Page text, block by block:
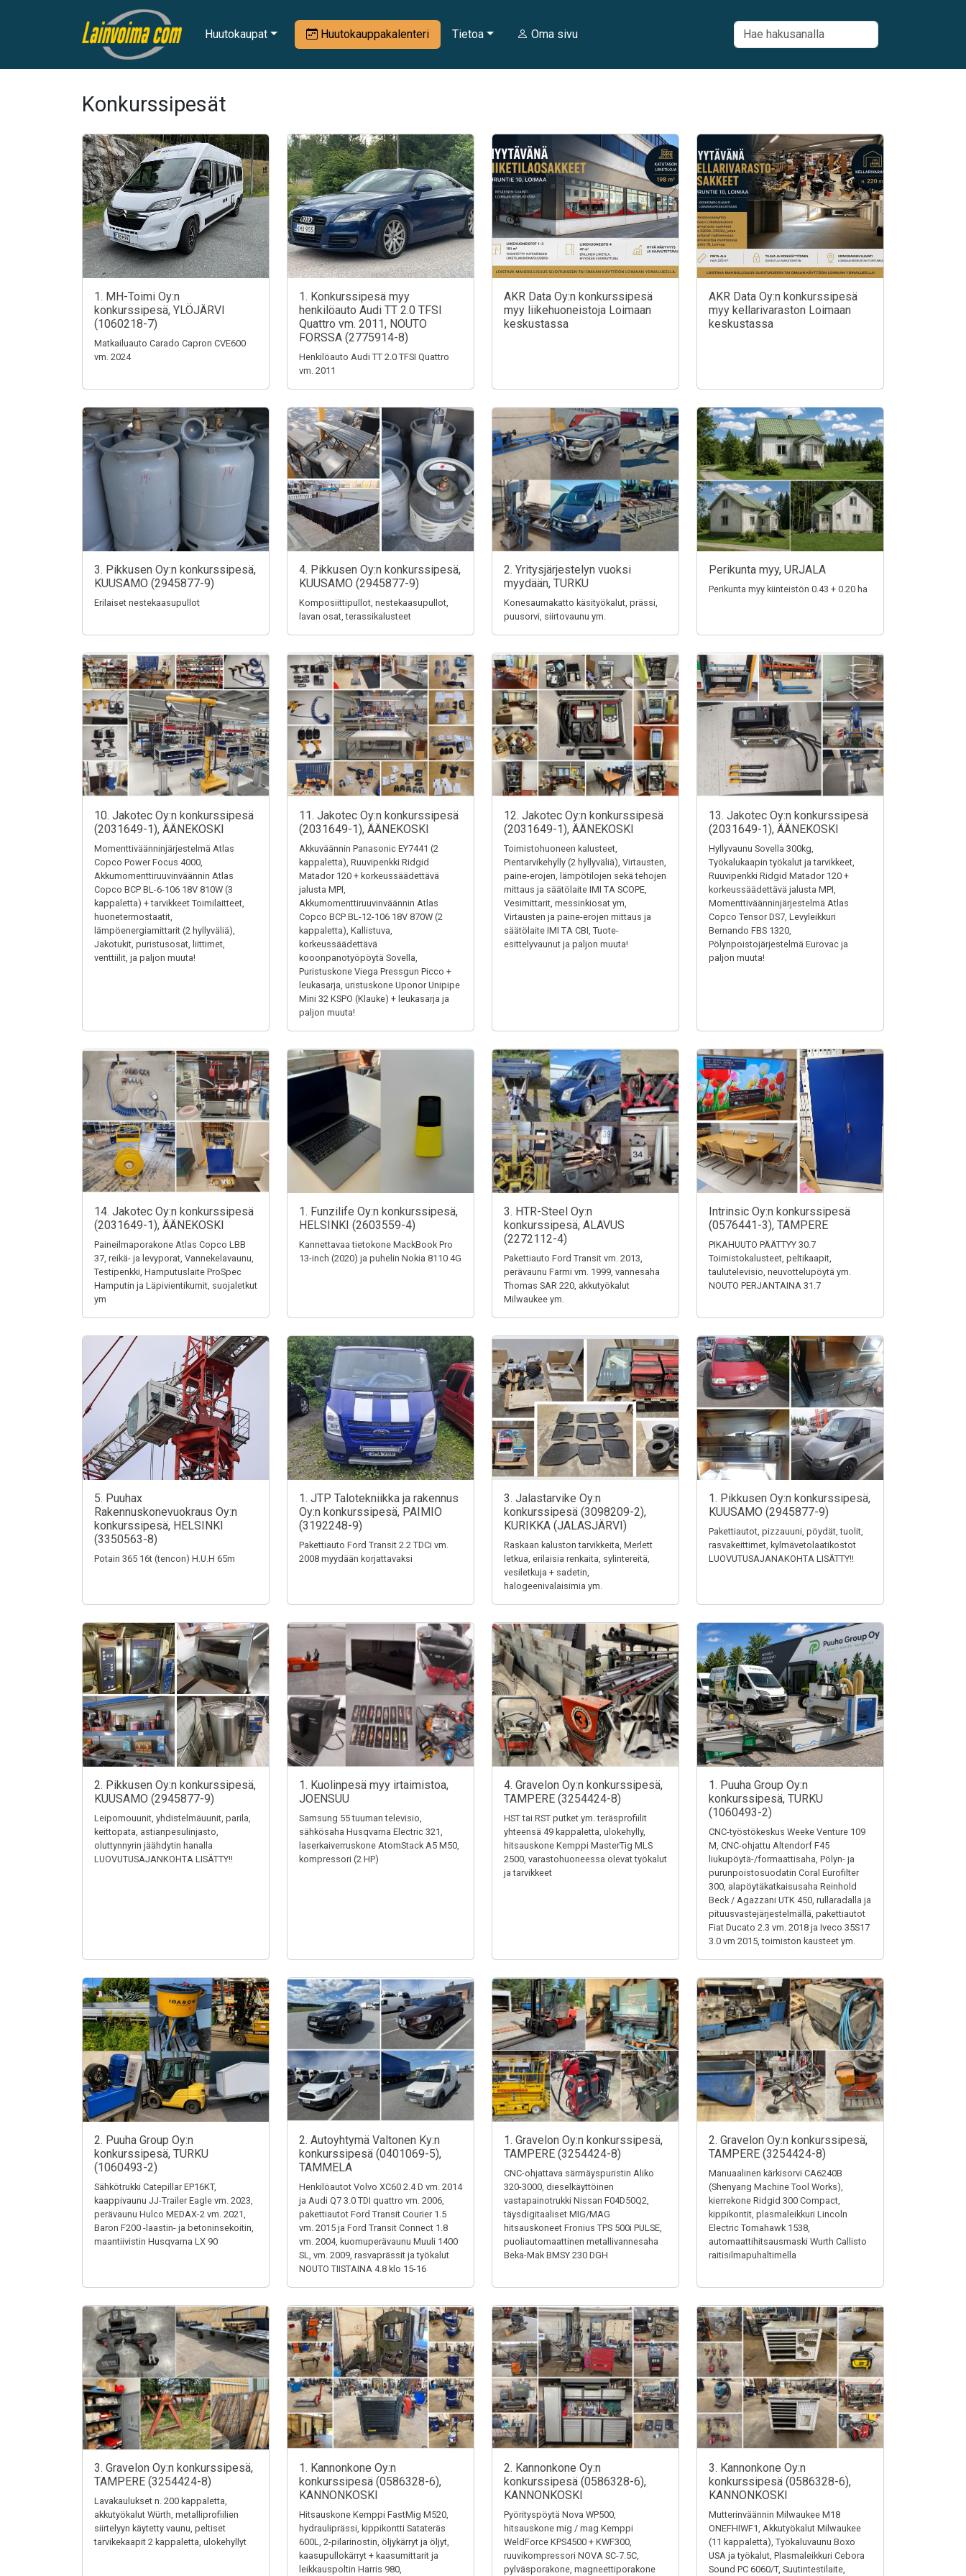
Huutokaupat Huutokauppakalenteri Tietoa Oma sivu
Konkurssipesät
1. MH-Toimi Oy:n
konkurssipesä, YLÖJÄRVI
(1060218-7)
Matkailuauto Carado Capron CVE600
vm. 2024
1. Konkurssipesä myy
henkilöauto Audi TT 2.0 TFSI
Quattro vm. 2011, NOUTO
FORSSA (2775914-8)
Henkilöauto Audi TT 2.0 TFSI Quattro
vm. 2011
AKR Data Oy:n konkurssipesä
myy liikehuoneistoja Loimaan
keskustassa
AKR Data Oy:n konkurssipesä
myy kellarivaraston Loimaan
keskustassa
3. Pikkusen Oy:n konkurssipesä,
KUUSAMO (2945877-9)
Erilaiset nestekaasupullot
4. Pikkusen Oy:n konkurssipesä,
KUUSAMO (2945877-9)
Komposiittipullot, nestekaasupullot,
lavan osat, terassikalusteet
2. Yritysjärjestelyn vuoksi
myydään, TURKU
Konesaumakatto käsityökalut, prässi,
puusorvi, siirtovaunu ym.
Perikunta myy, URJALA
Perikunta myy kiinteistön 0.43 + 0.20 ha
10. Jakotec Oy:n konkurssipesä
(2031649-1), ÄÄNEKOSKI
Momenttiväänninjärjestelmä Atlas
Copco Power Focus 4000,
Akkumomenttiruuvinväännin Atlas
Copco BCP BL-6-106 18V 810W (3
kappaletta) + tarvikkeet Toimilaitteet,
huonetermostaatit,
lämpöenergiamittarit (2 hyllyväliä),
Jakotukit, puristusosat, liittimet,
venttiilit, ja paljon muuta!
11. Jakotec Oy:n konkurssipesä
(2031649-1), ÄÄNEKOSKI
Akkuväännin Panasonic EY7441 (2
kappaletta), Ruuvipenkki Ridgid
Matador 120 + korkeussäädettävä
jalusta MPI,
Akkumomenttiruuvinväännin Atlas
Copco BCP BL-12-106 18V 870W (2
kappaletta), Kallistuva,
korkeussäädettävä
kooonpanotyöpöytä Sovella,
Puristuskone Viega Pressgun Picco +
leukasarja, uristuskone Uponor Unipipe
Mini 32 KSPO (Klauke) + leukasarja ja
paljon muuta!
12. Jakotec Oy:n konkurssipesä
(2031649-1), ÄÄNEKOSKI
Toimistohuoneen kalusteet,
Pientarvikehylly (2 hyllyväliä), Virtausten,
paine-erojen, lämpötilojen sekä tehojen
mittaus ja säätölaite IMI TA SCOPE,
Vesimittarit, messinkiosat ym,
Virtausten ja paine-erojen mittaus ja
säätölaite IMI TA CBI, Tuote-
esittelyvaunut ja paljon muuta!
13. Jakotec Oy:n konkurssipesä
(2031649-1), ÄÄNEKOSKI
Hyllyvaunu Sovella 300kg,
Työkalukaapin työkalut ja tarvikkeet,
Ruuvipenkki Ridgid Matador 120 +
korkeussäädettävä jalusta MPI,
Momenttiväänninjärjestelmä Atlas
Copco Tensor DS7, Levyleikkuri
Bernando FBS 1320,
Pölynpoistojärjestelmä Eurovac ja
paljon muuta!
14. Jakotec Oy:n konkurssipesä
(2031649-1), ÄÄNEKOSKI
Paineilmaporakone Atlas Copco LBB
37, reikä- ja levyporat, Vannekelavaunu,
Testipenkki, Hamputuslaite ProSpec
Hamputin ja Läpivientikumit, suojaletkut
ym
1. Funzilife Oy:n konkurssipesä,
HELSINKI (2603559-4)
Kannettavaa tietokone MackBook Pro
13-inch (2020) ja puhelin Nokia 8110 4G
3. HTR-Steel Oy:n
konkurssipesä, ALAVUS
(2272112-4)
Pakettiauto Ford Transit vm. 2013,
perävaunu Farmi vm. 1999, vannesaha
Thomas SAR 220, akkutyökalut
Milwaukee ym.
Intrinsic Oy:n konkurssipesä
(0576441-3), TAMPERE
PIKAHUUTO PÄÄTTYY 30.7
Toimistokalusteet, peltikaapit,
taulutelevisio, neuvottelupöytä ym.
NOUTO PERJANTAINA 31.7
5. Puuhax
Rakennuskonevuokraus Oy:n
konkurssipesä, HELSINKI
(3350563-8)
Potain 365 16t (tencon) H.U.H 65m
1. JTP Talotekniikka ja rakennus
Oy:n konkurssipesä, PAIMIO
(3192248-9)
Pakettiauto Ford Transit 2.2 TDCi vm.
2008 myydään korjattavaksi
3. Jalastarvike Oy:n
konkurssipesä (3098209-2),
KURIKKA (JALASJÄRVI)
Raskaan kaluston tarvikkeita, Merlett
letkua, erilaisia renkaita, sylintereitä,
vesiletkuja + sadetin,
halogeenivalaisimia ym.
1. Pikkusen Oy:n konkurssipesä,
KUUSAMO (2945877-9)
Pakettiautot, pizzauuni, pöydät, tuolit,
rasvakeittimet, kylmävetolaatikostot
LUOVUTUSAJANAKOHTA LISÄTTY!!
2. Pikkusen Oy:n konkurssipesä,
KUUSAMO (2945877-9)
Leipomouunit, yhdistelmäuunit, parila,
keittopata, astianpesulinjasto,
oluttynnyrin jäähdytin hanalla
LUOVUTUSAJANKOHTA LISÄTTY!!
1. Kuolinpesä myy irtaimistoa,
JOENSUU
Samsung 55 tuuman televisio,
sähkösaha Husqvarna Electric 321,
laserkaiverruskone AtomStack A5 M50,
kompressori (2 HP)
4. Gravelon Oy:n konkurssipesä,
TAMPERE (3254424-8)
HST tai RST putket ym. teräsprofiilit
yhteensä 49 kappaletta, ulokehylly,
hitsauskone Kemppi MasterTig MLS
2500, varastohuoneessa olevat työkalut
ja tarvikkeet
1. Puuha Group Oy:n
konkurssipesä, TURKU
(1060493-2)
CNC-työstökeskus Weeke Venture 109
M, CNC-ohjattu Altendorf F45
liukupöytä-/formaattisaha, Pölyn- ja
purunpoistosuodatin Coral Eurofilter
300, alapöytäkatkaisusaha Reinhold
Beck / Agazzani UTK 450, rullaradalla ja
pituusvastejärjestelmällä, pakettiautot
Fiat Ducato 2.3 vm. 2018 ja Iveco 35S17
3.0 vm 2015, toimiston kausteet ym.
2. Puuha Group Oy:n
konkurssipesä, TURKU
(1060493-2)
Sähkötrukki Catepillar EP16KT,
kaappivaunu JJ-Trailer Eagle vm. 2023,
perävaunu Hulco MEDAX-2 vm. 2021,
Baron F200 -laastin- ja betoninsekoitin,
maantiivistin Husqvarna LX 90
2. Autoyhtymä Valtonen Ky:n
konkurssipesä (0401069-5),
TAMMELA
Henkilöautot Volvo XC60 2.4 D vm. 2014
ja Audi Q7 3.0 TDI quattro vm. 2006,
pakettiautot Ford Transit Courier 1.5
vm. 2015 ja Ford Transit Connect 1.8
vm. 2004, kuomuperävaunu Muuli 1400
SL, vm. 2009, rasvaprässit ja työkalut
NOUTO TIISTAINA 4.8 klo 15-16
1. Gravelon Oy:n konkurssipesä,
TAMPERE (3254424-8)
CNC-ohjattava särmäyspuristin Aliko
320-3000, dieselkäyttöinen
vastapainotrukki Nissan F04D50Q2,
täysdigitaaliset MIG/MAG
hitsauskoneet Fronius TPS 500i PULSE,
puoliautomaattinen metallivannesaha
Beka-Mak BMSY 230 DGH
2. Gravelon Oy:n konkurssipesä,
TAMPERE (3254424-8)
Manuaalinen kärkisorvi CA6240B
(Shenyang Machine Tool Works),
kierrekone Ridgid 300 Compact,
kippikontit, plasmaleikkuri Lincoln
Electric Tomahawk 1538,
automaattihitsausmaski Wurth Callisto
raitisilmapuhaltimella
3. Gravelon Oy:n konkurssipesä,
TAMPERE (3254424-8)
Lavakaulukset n. 200 kappaletta,
akkutyökalut Würth, metalliprofiilien
siirtelyyn käytetty vaunu, peltiset
tarvikekaapit 2 kappaletta, ulokehyllyt
1. Kannonkone Oy:n
konkurssipesä (0586328-6),
KANNONKOSKI
Hitsauskone Kemppi FastMig M520,
hydrauliprässi, kippikontti Satateräs
600L, 2-pilarinostin, öljykärryt ja öljyt,
kaasupullokärryt + kaasumittarit ja
leikkauspoltin Harris 980,
2. Kannonkone Oy:n
konkurssipesä (0586328-6),
KANNONKOSKI
Pyörityspöytä Nova WP500,
hitsauskone mig / mag Kemppi
WeldForce KPS4500 + KWF300,
ruuvikompressori NOVA SC-7.5C,
pylväsporakone, magneettiporakone
3. Kannonkone Oy:n
konkurssipesä (0586328-6),
KANNONKOSKI
Mutterinväännin Milwaukee M18
ONEFHIWF1, Akkutyökalut Milwaukee
(11 kappaletta), Työkaluvaunu Boxo
USA ja työkalut, Plasmaleikkuri Cebora
Sound PC 6060/T, Suutintestilaite,